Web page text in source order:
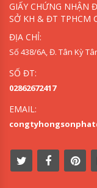
GIẤY CHỨNG NHẬN
SỞ KH & ĐT TPHCM
ĐỊA CHỈ:
Số 438/6A, Đ. Tân Kỳ
SỐ ĐT:
02862672417
EMAIL: